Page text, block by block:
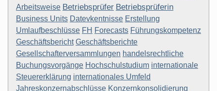
Arbeitsweise Betriebsprüfer Betriebsprüferin
Business Units Datevkentnisse Erstellung
Umlaufbeschlüsse FH Forecasts Führungskompetenz
Geschäftsbericht Geschäftsberichte
Gesellschafterversammlungen handelsrechtliche
Buchungsvorgänge Hochschulstudium internationale
Steuererklärung internationales Umfeld
Jahreskonzernabschlüsse Konzernkonsolidierung